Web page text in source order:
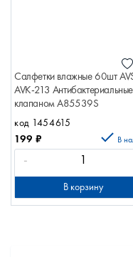
Салфетки влажные 60шт
AVK-213
клапаном A85539S
код 1454615
199 ₽ В
-
В корзину